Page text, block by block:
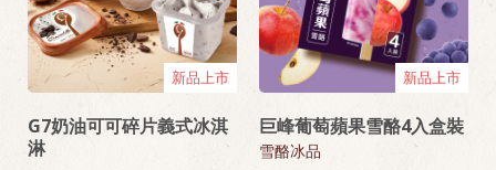
新品上市
G7奶油可可碎片義式冰淇
淋
新品上市
巨峰葡萄蘋果雪酪4入盒裝
雪酪冰品